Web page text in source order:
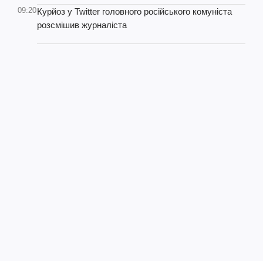
09:20Курйоз у Twitter головного російського комуніста
розсмішив журналіста